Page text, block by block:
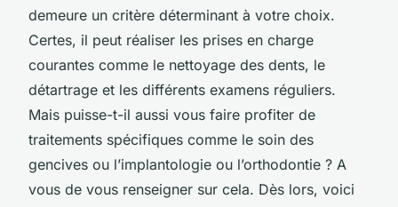
demeure un critère déterminant à votre choix.
Certes, il peut réaliser les prises en charge
courantes comme le nettoyage des dents, le
détartrage et les différents examens réguliers.
Mais puisse-t-il aussi vous faire profiter de
traitements spécifiques comme le soin des
gencives ou l’implantologie ou l’orthodontie ? A
vous de vous renseigner sur cela. Dès lors, voici